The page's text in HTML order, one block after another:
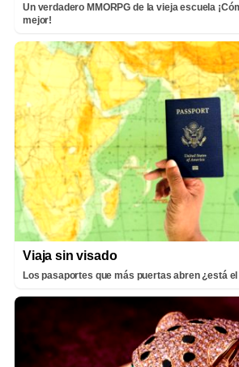
Un verdadero MMORPG de la vieja escuela
mejor!
Viaja sin visado
Los pasaportes que más puertas abren ¿está